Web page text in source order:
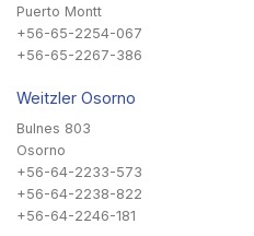
Puerto Montt
+56-65-2254-067
+56-65-2267-386
Weitzler Osorno
Bulnes 803
Osorno
+56-64-2233-573
+56-64-2238-822
+56-64-2246-181